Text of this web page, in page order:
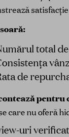
total
de
pentru
care nu oferă
uri